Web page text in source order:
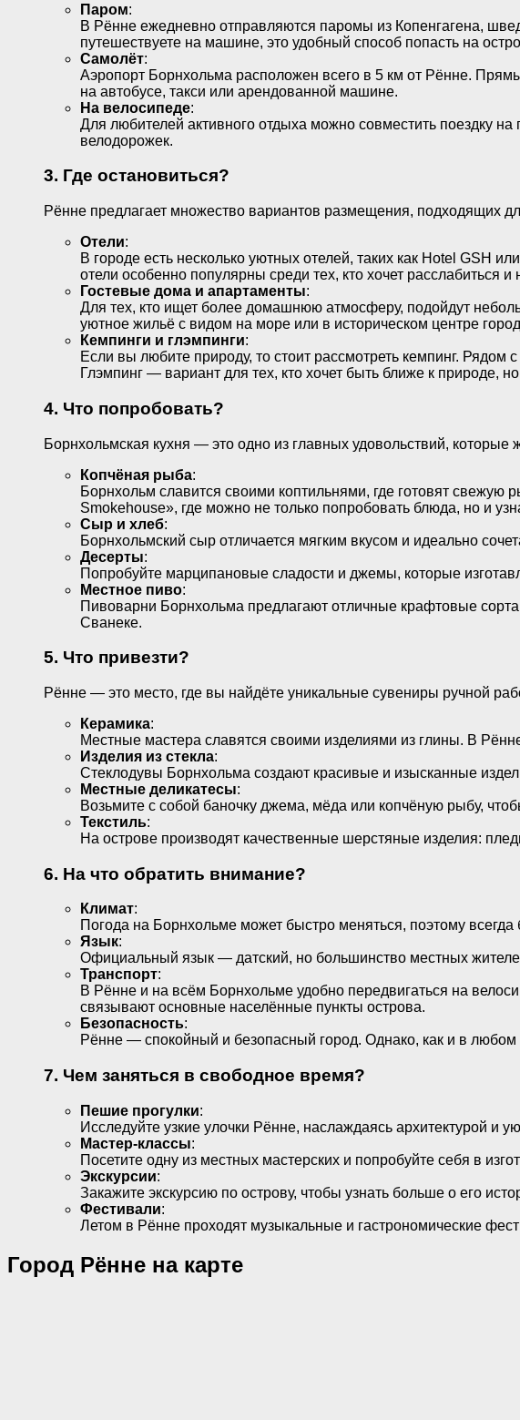
Паром:
В Рённе ежедневно отправляются паромы из Копенгагена,
путешествуете на машине, это удобный способ попасть на
Самолёт:
Аэропорт Борнхольма расположен всего в 5 км от Рённе.
на автобусе, такси или арендованной машине.
На велосипеде:
Для любителей активного отдыха можно совместить поездку
велодорожек.
3. Где остановиться?
Рённе предлагает множество вариантов размещения, подходящих
Отели:
В городе есть несколько уютных отелей, таких как Hotel GSH
отели особенно популярны среди тех, кто хочет расслабиться и
Гостевые дома и апартаменты:
Для тех, кто ищет более домашнюю атмосферу, подойдут
уютное жильё с видом на море или в историческом центре
Кемпинги и глэмпинги:
Если вы любите природу, то стоит рассмотреть кемпинг.
Глэмпинг — вариант для тех, кто хочет быть ближе к природе,
4. Что попробовать?
Борнхольмская кухня — это одно из главных удовольствий, которые
Копчёная рыба:
Борнхольм славится своими коптильнями, где готовят
Smokehouse», где можно не только попробовать блюда, но и
Сыр и хлеб:
Борнхольмский сыр отличается мягким вкусом и идеально
Десерты:
Попробуйте марципановые сладости и джемы, которые
Местное пиво:
Пивоварни Борнхольма предлагают отличные крафтовые
Сванеке.
5. Что привезти?
Рённе — это место, где вы найдёте уникальные сувениры ручной
Керамика:
Местные мастера славятся своими изделиями из глины. В
Изделия из стекла:
Стеклодувы Борнхольма создают красивые и изысканные
Местные деликатесы:
Возьмите с собой баночку джема, мёда или копчёную рыбу,
Текстиль:
На острове производят качественные шерстяные изделия:
6. На что обратить внимание?
Климат:
Погода на Борнхольме может быстро меняться, поэтому
Язык:
Официальный язык — датский, но большинство местных
Транспорт:
В Рённе и на всём Борнхольме удобно передвигаться на
связывают основные населённые пункты острова.
Безопасность:
Рённе — спокойный и безопасный город. Однако, как и в любом
7. Чем заняться в свободное время?
Пешие прогулки:
Исследуйте узкие улочки Рённе, наслаждаясь архитектурой и
Мастер-классы:
Посетите одну из местных мастерских и попробуйте себя в
Экскурсии:
Закажите экскурсию по острову, чтобы узнать больше о его
Фестивали:
Летом в Рённе проходят музыкальные и гастрономические
Город Рённе на карте